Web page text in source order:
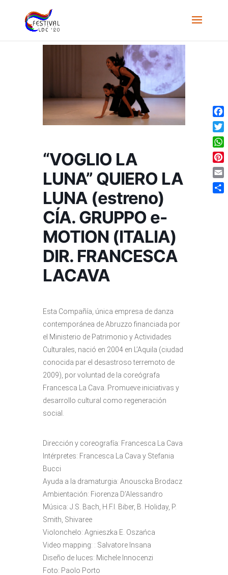
“VOGLIO LA
LUNA” QUIERO LA
LUNA (estreno)
CÍA. GRUPPO e-
MOTION (ITALIA)
DIR. FRANCESCA
LACAVA
Esta Compañía, única empresa de danza
contemporánea de Abruzzo financiada por
el Ministerio de Patrimonio y Actividades
Culturales, nació en 2004 en L’Aquila (ciudad
conocida par el desastroso terremoto de
2009), por voluntad de la coreógrafa
Francesca La Cava. Promueve iniciativas y
desarrollo cultural como regeneración
social.
Dirección y coreografía: Francesca La Cava
Intérpretes: Francesca La Cava y Stefania
Bucci
Ayuda a la dramaturgia: Anouscka Brodacz
Ambientación: Fiorenza D’Alessandro
Música: J.S. Bach, H.F.I. Biber, B. Holiday, P.
Smith, Shivaree
Violonchelo: Agnieszka E. Oszańca
Video mapping: : Salvatore Insana
Diseño de luces: Michele Innocenzi
Foto: Paolo Porto